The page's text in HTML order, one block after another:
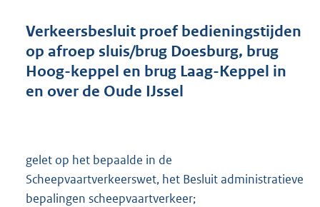
r
o
t
K
Verkeersbesluit proef bedieningstijden
op afroep sluis/brug Doesburg, brug
Hoog-keppel en brug Laag-Keppel in
en over de Oude IJssel
gelet op het bepaalde in de
Scheepvaartverkeerswet, het Besluit administratieve
bepalingen scheepvaartverkeer;